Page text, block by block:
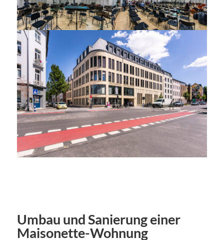
Umbau und Sanierung einer
Maisonette-Wohnung